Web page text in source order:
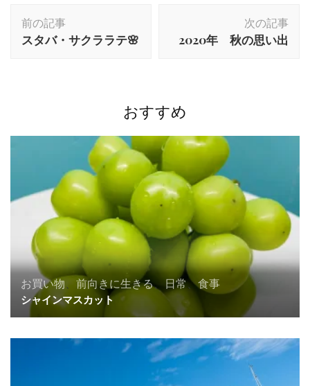
投
稿
ナ
ョ
前の記事
スタバ・サクララテ🌸
次の記事
2020年 秋の思い出
おすすめ
お買い物、 前向きに生きる、日常、食事
シャインマスカット